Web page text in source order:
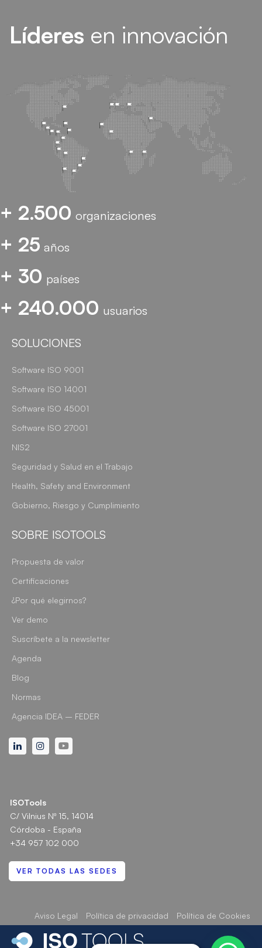
Líderes en innovación
+ 2.500 organizaciones
+ 25 años
+ 30 países
+ 240.000 usuarios
SOLUCIONES
Software ISO 9001
Software ISO 14001
Software ISO 45001
Software ISO 27001
NIS2
Seguridad y Salud en el Trabajo
Health, Safety and Environment
Gobierno, Riesgo y Cumplimiento
SOBRE ISOTOOLS
Propuesta de valor
Certificaciones
¿Por qué elegirnos?
Ver demo
Suscríbete a la newsletter
Agenda
Blog
Normas
Agencia IDEA – FEDER
LinkedinInstagramYoutube
ISOTools
C/ Vilnius Nº 15, 14014
Córdoba - España
+34 957 102 000
VER TODAS LAS SEDES
Aviso Legal Política de privacidad Política de Cookies